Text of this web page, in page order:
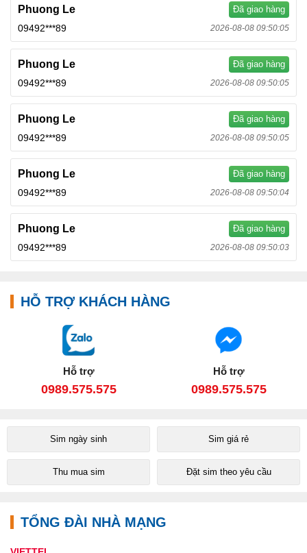
Phuong Le Đã giao hàng
09492***89 2026-08-08 09:50:05
Phuong Le Đã giao hàng
09492***89 2026-08-08 09:50:05
Phuong Le Đã giao hàng
09492***89 2026-08-08 09:50:05
Phuong Le Đã giao hàng
09492***89 2026-08-08 09:50:04
Phuong Le Đã giao hàng
09492***89 2026-08-08 09:50:03
HỖ TRỢ KHÁCH HÀNG
Hỗ trợ
0989.575.575
Hỗ trợ
0989.575.575
Sim ngày sinh Sim giá rẻ
Thu mua sim Đặt sim theo yêu cầu
TỔNG ĐÀI NHÀ MẠNG